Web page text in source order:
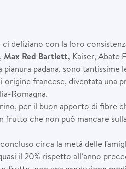
deliziano con la loro
Max Red Bartlett, Kaiser, Abate
padana, sono tantissime
francese, diventata una
Romagna.
per il buon apporto di fibre
frutto che non può mancare
circa la metà delle
il 20% rispetto all’anno